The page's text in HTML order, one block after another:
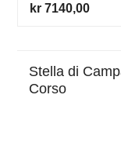
kr 7140,00
Stella di
Corso